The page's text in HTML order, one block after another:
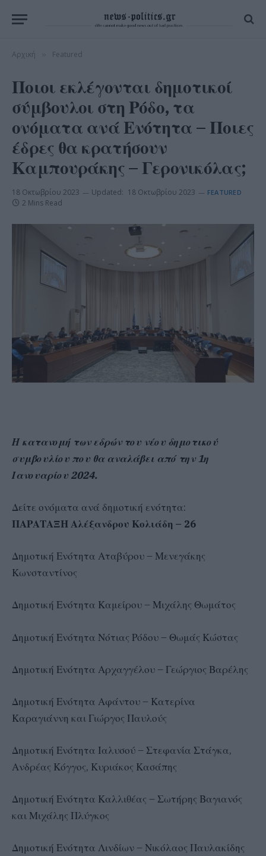
Αρχική Featured
Ποιοι εκλέγονται δημοτικοί
σύμβουλοι στη Ρόδο, τα
ονόματα ανά Ενότητα – Ποιες
έδρες θα κρατήσουν
Καμπουράκης – Γερονικόλας;
18 Οκτωβρίου 2023 Updated: 18 Οκτωβρίου 2023 FEATURED
2 Mins Read
Η κατανομή των εδρών του νέου δημοτικού
συμβουλίου που θα αναλάβει από την 1η
Ιανουαρίου 2024.
Δείτε ονόματα ανά δημοτική ενότητα:
ΠΑΡΑΤΑΞΗ Αλέξανδρου Κολιάδη – 26
Δημοτική Ενότητα Αταβύρου – Μενεγάκης
Κωνσταντίνος
Δημοτική Ενότητα Καμείρου – Μιχάλης Θωμάτος
Δημοτική Ενότητα Νότιας Ρόδου – Θωμάς Κώστας
Δημοτική Ενότητα Αρχαγγέλου – Γεώργιος Βαρέλης
Δημοτική Ενότητα Αφάντου – Κατερίνα
Καραγιάννη και Γιώργος Παυλούς
Δημοτική Ενότητα Ιαλυσού – Στεφανία Στάγκα,
Ανδρέας Κόγγος, Κυριάκος Κασάπης
Δημοτική Ενότητα Καλλιθέας – Σωτήρης Βαγιανός
και Μιχάλης Πλύγκος
Δημοτική Ενότητα Λινδίων – Νικόλαος Παυλακίδης